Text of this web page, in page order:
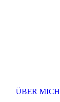
ÜBER MICH